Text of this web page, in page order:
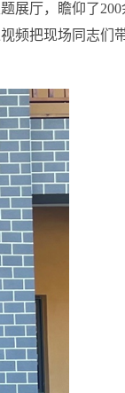
展厅，瞻仰了200
频把现场同志们